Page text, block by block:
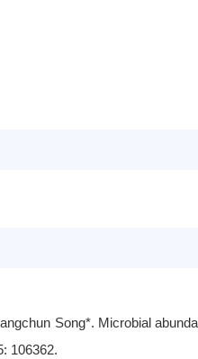
Song*. Microbial
106362.